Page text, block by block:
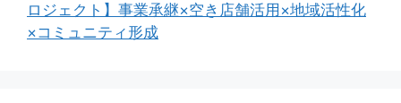
ロジェクト】事業承継×空き店舗活用×地域活性化
×コミュニティ形成